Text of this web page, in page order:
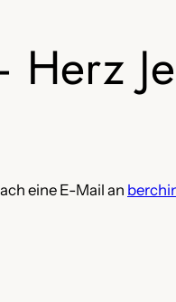
Herz
eine E-Mail an